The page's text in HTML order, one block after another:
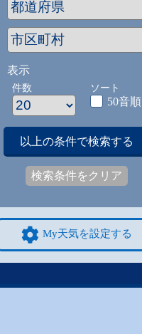
表示
件数 ソート
50音順
以上の条件で検索する
検索条件をクリア
My天気を設定する